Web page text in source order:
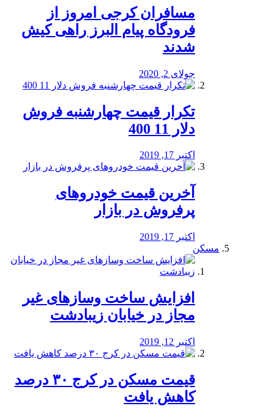
مسافران کرجی امروز از
فرودگاه پیام البرز راهی کیش
شدند
جولای 2, 2020
تکرار قیمت چهارشنبه فروش
دلار 11 400
اکتبر 17, 2019
آخرین قیمت خودرو‌های
پرفروش در بازار
اکتبر 17, 2019
مسکن
افزایش ساخت وسازهای غیر
مجاز در خیابان زیبادشت
اکتبر 12, 2019
️قیمت مسکن در کرج ۳۰ درصد
کاهش یافت